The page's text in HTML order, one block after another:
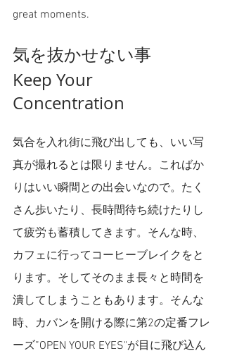
great moments.
気を抜かせない事
Keep Your
Concentration
気合を入れ街に飛び出しても、いい写
真が撮れるとは限りません。こればか
りはいい瞬間との出会いなので。たく
さん歩いたり、長時間待ち続けたりし
て疲労も蓄積してきます。そんな時、
カフェに行ってコーヒーブレイクをと
ります。そしてそのまま長々と時間を
潰してしまうこともあります。そんな
時、カバンを開ける際に第2の定番フレ
ーズ”OPEN YOUR EYES"が目に飛び込ん